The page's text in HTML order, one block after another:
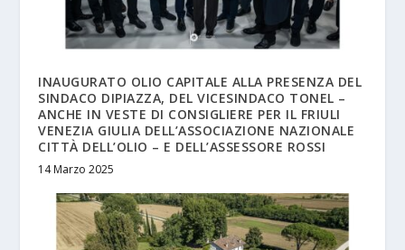
INAUGURATO OLIO CAPITALE ALLA PRESENZA DEL
SINDACO DIPIAZZA, DEL VICESINDACO TONEL –
ANCHE IN VESTE DI CONSIGLIERE PER IL FRIULI
VENEZIA GIULIA DELL’ASSOCIAZIONE NAZIONALE
CITTÀ DELL’OLIO – E DELL’ASSESSORE ROSSI
14 Marzo 2025